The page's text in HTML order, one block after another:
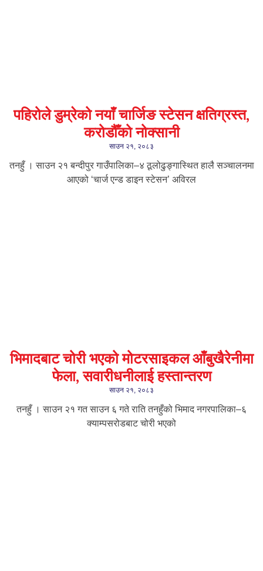
पहिरोले डुम्रेको नयाँ चार्जिङ स्टेसन क्षतिग्रस्त,
करोडौँको नोक्सानी
साउन २१, २०८३
तनहुँ । साउन २१ बन्दीपुर गाउँपालिका–४ ठूलोढुङ्गास्थित हालै सञ्चालनमा
आएको ‘चार्ज एन्ड डाइन स्टेसन’ अविरल
भिमादबाट चोरी भएको मोटरसाइकल आँबुखैरेनीमा
फेला, सवारीधनीलाई हस्तान्तरण
साउन २१, २०८३
तनहुँ । साउन २१ गत साउन ६ गते राति तनहुँको भिमाद नगरपालिका–६
क्याम्पसरोडबाट चोरी भएको